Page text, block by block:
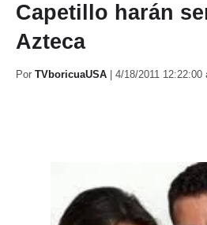
Capetillo harán
Azteca
Por TVboricuaUSA 4/18/2011 12:22:00